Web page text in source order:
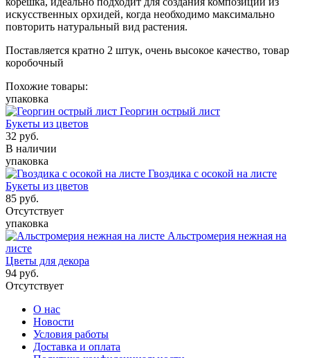
искусственных орхидей, когда необходимо максимально
повторить натуральный вид растения.
Поставляется кратно 2 штук, очень высокое качество, товар
коробочный
Похожие товары:
упаковка
Георгин острый лист
Букеты из цветов
32 руб.
В наличии
упаковка
Гвоздика с осокой на листе
Букеты из цветов
85 руб.
Отсутствует
упаковка
Альстромерия нежная на
листе
Цветы для декора
94 руб.
Отсутствует
О нас
Новости
Условия работы
Доставка и оплата